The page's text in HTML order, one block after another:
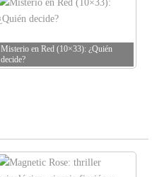
Misterio en Red (10×33): ¿Quién
decide?